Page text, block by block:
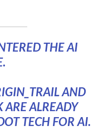
THE AI
AND
ARE ALREADY
TECH FOR AI.